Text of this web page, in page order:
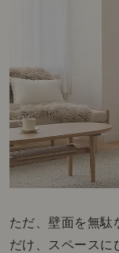
ただ、壁面を無駄
だけ、スペースに